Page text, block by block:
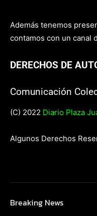
Además tenemos
contamos con un canal
DERECHOS DE
Comunicación
(C) 2022 Diario Plaza
Algunos Derechos
Breaking News